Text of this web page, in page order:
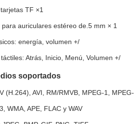
TF ×1
auriculares estéreo de.5 mm × 1
energía, volumen +/
Atrás, Inicio, Menú, Volumen +/
soportados
(H.264), AVI, RM/RMVB, MPEG-1,
WMA, APE, FLAC y WAV